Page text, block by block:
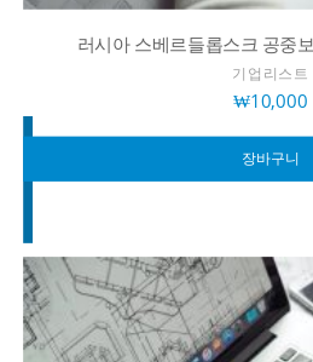
러시아 스베르들롭스크 공중
기업리스트
₩10,000
장바구니